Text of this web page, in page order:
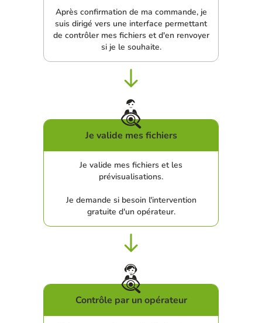
Après confirmation de ma commande, je
suis dirigé vers une interface permettant
de contrôler mes fichiers et d'en renvoyer
si je le souhaite.
Je valide mes fichiers
Je valide mes fichiers et les
prévisualisations.
Je demande si besoin l'intervention
gratuite d'un opérateur.
Contrôle par un opérateur